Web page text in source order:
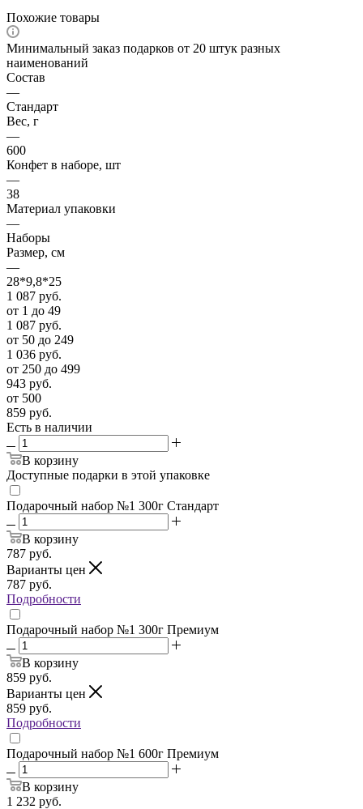
Похожие товары
Минимальный заказ подарков от 20 штук разных
наименований
Состав
—
Стандарт
Вес, г
—
600
Конфет в наборе, шт
—
38
Материал упаковки
—
Наборы
Размер, см
—
28*9,8*25
1 087 руб.
от 1 до 49
1 087 руб.
от 50 до 249
1 036 руб.
от 250 до 499
943 руб.
от 500
859 руб.
Есть в наличии
В корзину
Доступные подарки в этой упаковке
Подарочный набор №1 300г Стандарт
В корзину
787 руб.
Варианты цен
787 руб.
Подробности
Подарочный набор №1 300г Премиум
В корзину
859 руб.
Варианты цен
859 руб.
Подробности
Подарочный набор №1 600г Премиум
В корзину
1 232 руб.